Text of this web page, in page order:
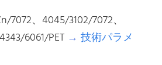
7072、4045/3102/7072、
6061/PET →技術パラメ